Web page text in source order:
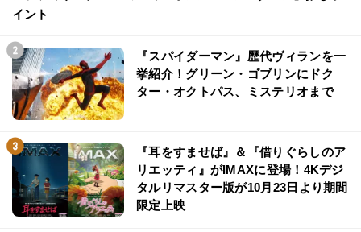
イント
『スパイダーマン』歴代ヴィランを一
挙紹介！グリーン・ゴブリンにドク
ター・オクトパス、ミステリオまで
『耳をすませば』＆『借りぐらしのア
リエッティ』がIMAXに登場！4Kデジ
タルリマスター版が10月23日より期間
限定上映